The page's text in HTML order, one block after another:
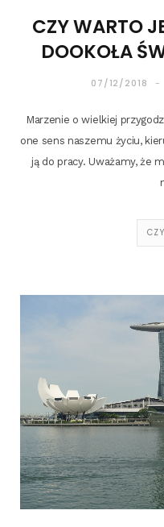
CZY WARTO
DOOKOŁA
07/12/2018
Marze­nie o wiel­kiej
one sens nasze­mu życiu,
ją do pra­cy. Uwa­ża­my, że